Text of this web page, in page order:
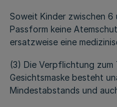
Soweit Kinder zwischen
Passform keine
ersatzweise eine
(3) Die Verpflichtung zum
Gesichtsmaske besteht
Mindestabstands und